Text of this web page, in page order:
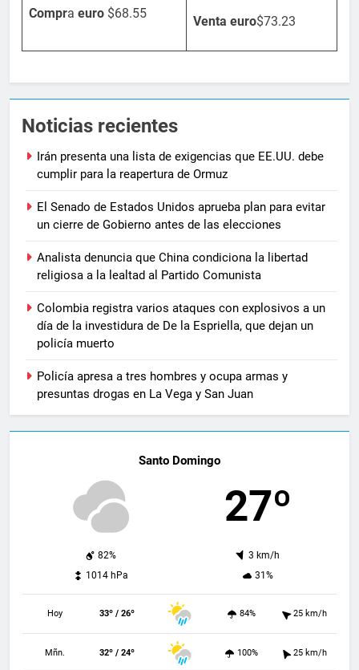
Compra euro $68.55
Venta euro$73.23
Noticias recientes
Irán presenta una lista de exigencias que EE.UU. debe
cumplir para la reapertura de Ormuz
El Senado de Estados Unidos aprueba plan para evitar
un cierre de Gobierno antes de las elecciones
Analista denuncia que China condiciona la libertad
religiosa a la lealtad al Partido Comunista
Colombia registra varios ataques con explosivos a un
día de la investidura de De la Espriella, que dejan un
policía muerto
Policía apresa a tres hombres y ocupa armas y
presuntas drogas en La Vega y San Juan
Santo Domingo
27º
82%
3 km/h
1014 hPa
31%
Hoy 33º / 26º 84% 25 km/h
Mñn. 32º / 24º 100% 25 km/h